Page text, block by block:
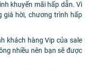
khuyến mãi hấp dẫn. Vì
giá hời, chương trình hấp
khách hàng Vip của sale
nhiều nên bạn sẽ được